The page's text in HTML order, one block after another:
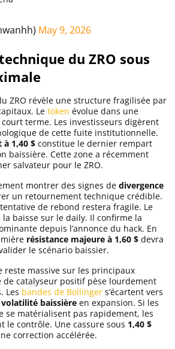
May 9, 2026
du ZRO sous
ZRO révèle une structure fragilisée par
Le token évolue dans une
court terme. Les investisseurs digèrent
de cette fuite institutionnelle.
1,40 $ constitue le dernier rempart
baissière. Cette zone a récemment
salvateur pour le ZRO.
montrer des signes de divergence
un retournement technique crédible.
de rebond restera fragile. Le
baisse sur le daily. Il confirme la
depuis l’annonce du hack. En
résistance majeure à 1,60 $ devra
le scénario baissier.
reste massive sur les principaux
de catalyseur positif pèse lourdement
Les bandes de Bollinger s’écartent vers
volatilité baissière en expansion. Si les
se matérialisent pas rapidement, les
le contrôle. Une cassure sous 1,40 $
correction accélérée.